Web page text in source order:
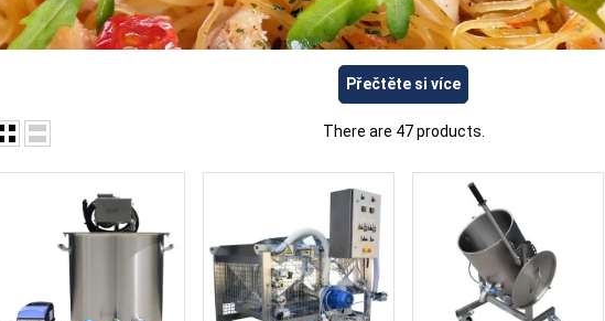
Potravinářská zařízení pro výrobu těstovin, včetně zařízení pro blanšírování,
těstovin a dalších ingrediencí. Toto zařízení je vhodné pro výrobu čerstvých a
těstovin a dalších hotových jídel nebo polotovarů. Ve společnosti FoodTechProcess
těstovin, výrobce potravin, podniky HoReCa a profesionální kuchyně.
Méně čtěte
Přečtěte si více
There are 47 products.